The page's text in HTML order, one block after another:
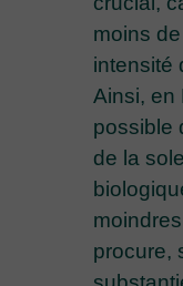
moins
intensité
Ainsi, en
possible
de la
procure,